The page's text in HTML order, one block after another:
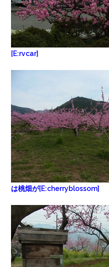
[E:rvcar]
は桃畑が[E:cherryblossom]